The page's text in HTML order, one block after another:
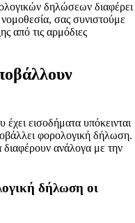
δηλώσεων διαφέρει
σας συνιστούμε
από τις αρμόδιες
εισοδήματα υπόκεινται
φορολογική δήλωση.
διαφέρουν ανάλογα με την
δήλωση οι